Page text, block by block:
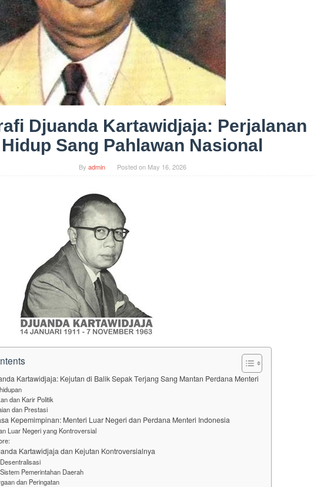
Djuanda Kartawidjaja: Perjalanan
Hidup Sang Pahlawan Nasional
By admin Posted on May 16, 2026
Kartawidjaja: Kejutan di Balik Sepak Terjang Sang Mantan Perdana Menteri
dan Karir Politik
dan Prestasi
Kepemimpinan: Menteri Luar Negeri dan Perdana Menteri Indonesia
Luar Negeri yang Kontroversial
Kartawidjaja dan Kejutan Kontroversialnya
Pemerintahan Daerah
dan Peringatan